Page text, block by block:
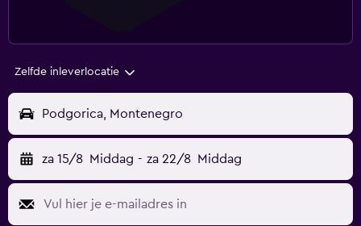
Zelfde inleverlocatie
Podgorica, Montenegro
za 15/8 Middag - za 22/8 Middag